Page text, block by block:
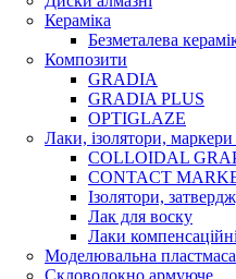
Кераміка
Безметалева
Композити
GRADIA
GRADIA PLUS
OPTIGLAZE
Лаки, ізолятори, маркери
COLLOIDAL
CONTACT
Ізолятори,
Лак для воску
Лаки компенсаційні
Моделювальна пластмаса
Скловолокно армуюче